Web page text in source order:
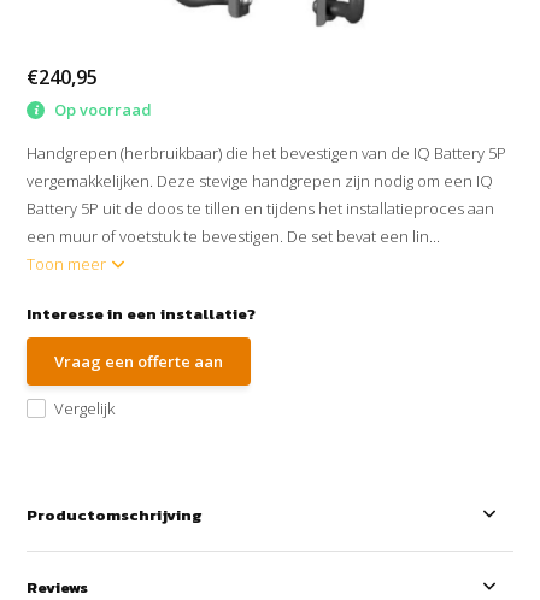
€240,95
Op voorraad
Handgrepen (herbruikbaar) die het bevestigen van de IQ Battery 5P
vergemakkelijken. Deze stevige handgrepen zijn nodig om een IQ
Battery 5P uit de doos te tillen en tijdens het installatieproces aan
een muur of voetstuk te bevestigen. De set bevat een lin...
Toon meer
Interesse in een installatie?
Vraag een offerte aan
Vergelijk
Productomschrijving
Reviews